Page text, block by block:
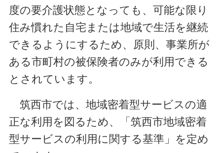
度の要介護状態となっても、可能な限り
住み慣れた自宅または地域で生活を継続
できるようにするため、原則、事業所が
ある市町村の被保険者のみが利用できる
とされています。
筑西市では、地域密着型サービスの適
正な利用を図るため、「筑西市地域密着
型サービスの利用に関する基準」を定め